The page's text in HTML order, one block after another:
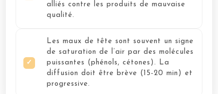
alliés contre les produits de mauvaise
qualité.
Les maux de tête sont souvent un signe
de saturation de l’air par des molécules
puissantes (phénols, cétones). La
diffusion doit être brève (15-20 min) et
progressive.